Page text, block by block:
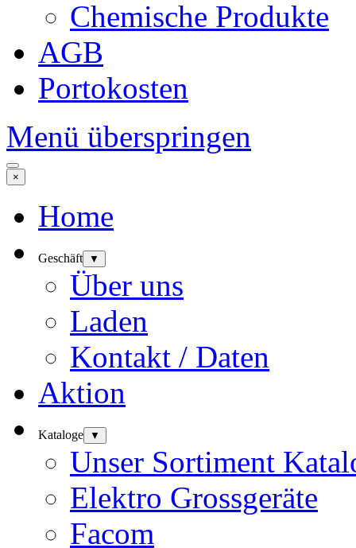
Chemische Produkte
AGB
Portokosten
Menü überspringen
×
Home
Geschäft ▼
Über uns
Laden
Kontakt / Daten
Aktion
Kataloge ▼
Unser Sortiment
Elektro Grossgeräte
Facom